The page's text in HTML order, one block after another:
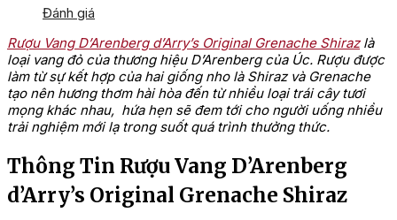
Đánh giá
Rượu Vang D’Arenberg d’Arry’s Original Grenache Shirazlà
loại vang đỏ của thương hiệu D’Arenberg của Úc. Rượu được
làm từ sự kết hợp của hai giống nho là Shiraz và Grenache
tạo nên hương thơm hài hòa đến từ nhiều loại trái cây tươi
mọng khác nhau, hứa hẹn sẽ đem tới cho người uống nhiều
trải nghiệm mới lạ trong suốt quá trình thưởng thức.
Thông Tin Rượu Vang D’Arenberg
d’Arry’s Original Grenache Shiraz